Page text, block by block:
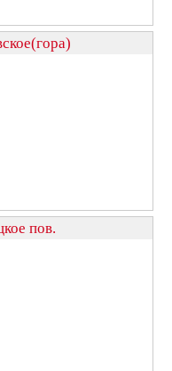
пов.